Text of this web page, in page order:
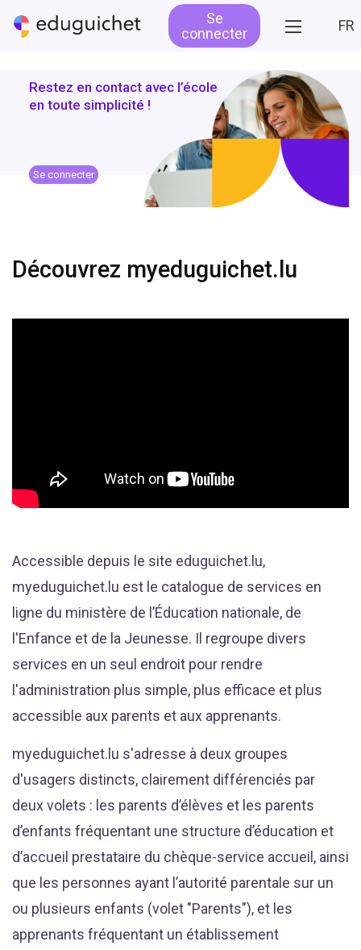
Se
connecter
FR
Restez en contact avec l’école
en toute simplicité !
Se connecter
Découvrez myeduguichet.lu
Accessible depuis le site eduguichet.lu,
myeduguichet.lu est le catalogue de services en
ligne du ministère de l’Éducation nationale, de
l'Enfance et de la Jeunesse. Il regroupe divers
services en un seul endroit pour rendre
l'administration plus simple, plus efficace et plus
accessible aux parents et aux apprenants.
myeduguichet.lu s'adresse à deux groupes
d'usagers distincts, clairement différenciés par
deux volets : les parents d’élèves et les parents
d’enfants fréquentant une structure d’éducation et
d’accueil prestataire du chèque-service accueil, ainsi
que les personnes ayant l’autorité parentale sur un
ou plusieurs enfants (volet "Parents"), et les
apprenants fréquentant un établissement